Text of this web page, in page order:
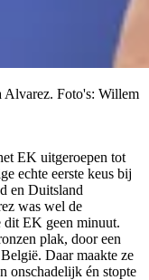
Alvarez. Foto's: Willem
EK uitgeroepen tot
echte eerste keus bij
en Duitsland
was wel de
dit EK geen minuut.
plak, door een
Daar maakte ze
onschadelijk én stopte